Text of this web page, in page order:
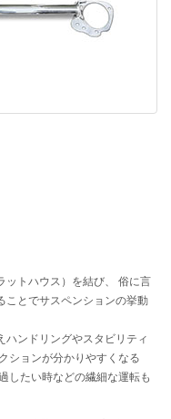
ットハウス）を結び、 俗に言
ことでサスペンションの挙動
ハンドリングやスタビリティ
ションが分かりやすくなる
したい時などの繊細な運転も